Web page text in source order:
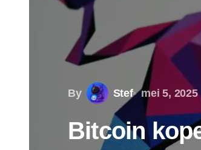
By Stef mei 5, 2025
Bitcoin